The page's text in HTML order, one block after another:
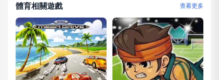
體育相關遊戲 查看更多